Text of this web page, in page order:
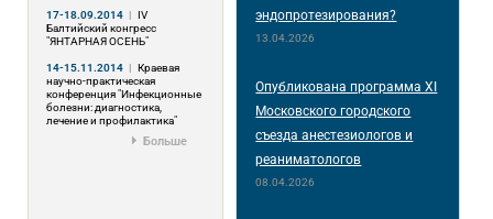
17-18.09.2014 | IV
Балтийский конгресс
"ЯНТАРНАЯ ОСЕНЬ"
14-15.11.2014 | Краевая
научно-практическая
конференция "Инфекционные
болезни: диагностика,
лечение и профилактика"
Больше
эндопротезирования?
13.04.2026
Опубликована программа XI
Московского городского
съезда анестезиологов и
реаниматологов
08.04.2026